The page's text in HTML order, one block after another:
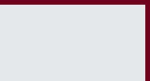
· symbole · · ·
werbung.